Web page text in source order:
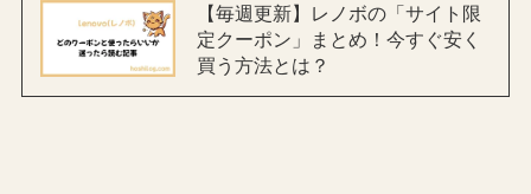
【毎週更新】レノボの「サイト限
定クーポン」まとめ！今すぐ安く
買う方法とは？